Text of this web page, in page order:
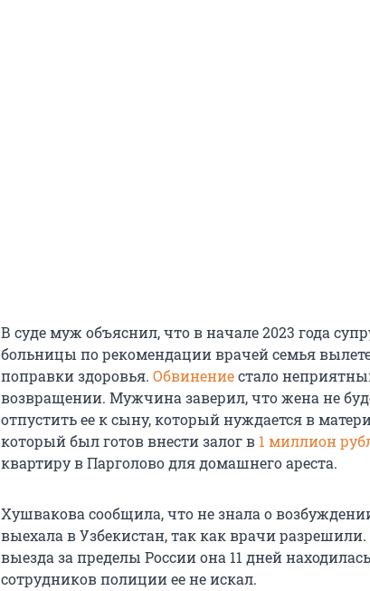
В суде муж объяснил, что в начале 2023 года
больницы по рекомендации врачей семья
поправки здоровья. Обвинениестало
возвращении. Мужчина заверил, что жена не
отпустить ее к сыну, который нуждается в
который был готов внести залог в 1 миллион
квартиру в Парголово для домашнего ареста.
Хушвакова сообщила, что не знала о
выехала в Узбекистан, так как врачи
выезда за пределы России она 11 дней
сотрудников полиции ее не искал.